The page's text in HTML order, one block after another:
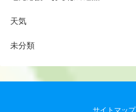
天気
未分類
サイトマップ